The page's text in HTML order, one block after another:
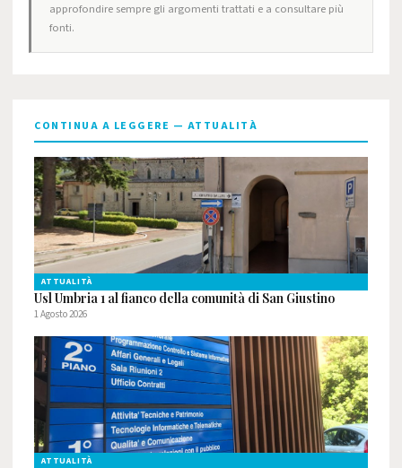
approfondire sempre gli argomenti trattati e a consultare più
fonti.
CONTINUA A LEGGERE — ATTUALITÀ
ATTUALITÀ
Usl Umbria 1 al fianco della comunità di San Giustino
1 Agosto 2026
ATTUALITÀ